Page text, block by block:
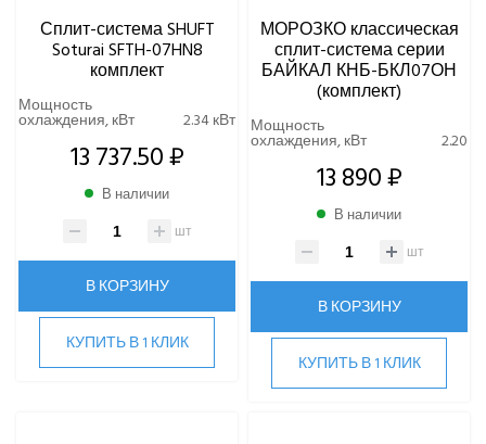
Сплит-система SHUFT
Soturai SFTH-07HN8
комплект
Мощность
охлаждения, кВт 2.34 кВт
13 737.50 ₽
В наличии
шт
В КОРЗИНУ
КУПИТЬ В 1 КЛИК
МОРОЗКО классическая
сплит-система серии
БАЙКАЛ КНБ-БКЛ07ОН
(комплект)
Мощность
охлаждения, кВт 2.20
13 890 ₽
В наличии
шт
В КОРЗИНУ
КУПИТЬ В 1 КЛИК